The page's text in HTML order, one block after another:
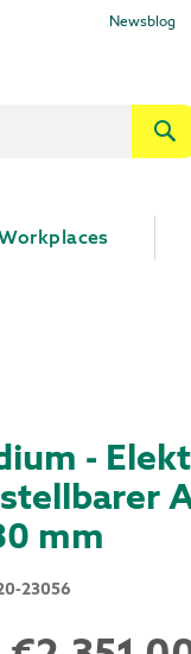
Newsblog
-
mm
23056